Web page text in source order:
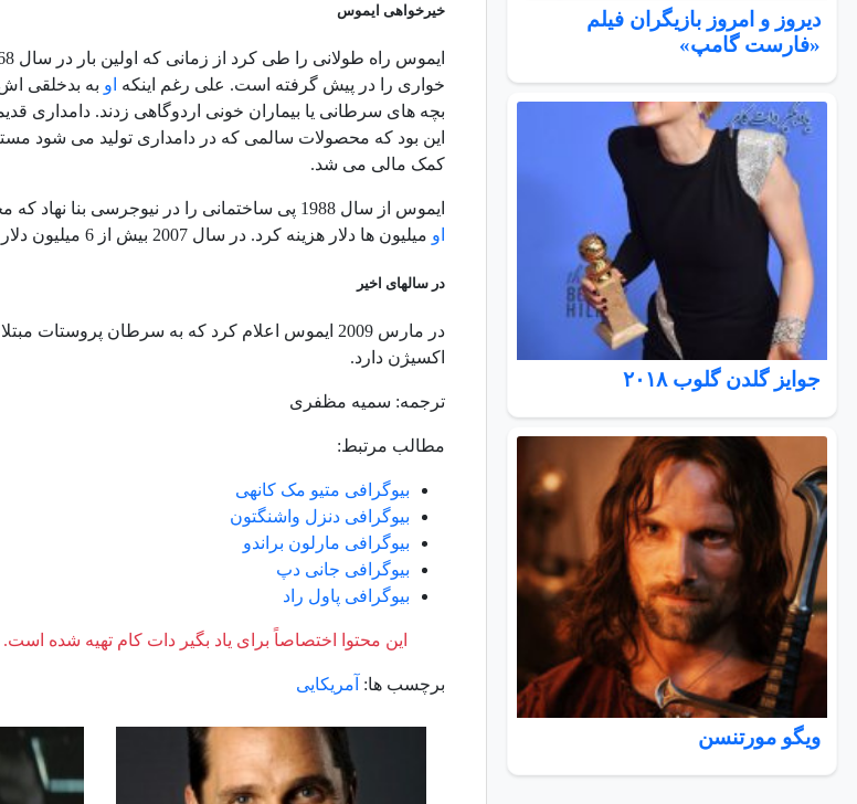
دیروز و امروز بازیگران فیلم
«فارست گامپ»
جوایز گلدن گلوب ۲۰۱۸
ویگو مورتنسن
خیرخواهی ایموس
خواری را در پیش گرفته است. علی رغم اینکه او به بدخلقی
بچه های سرطانی یا بیماران خونی اردوگاهی زدند. دامداری
این بود که محصولات سالمی که در دامداری تولید می شود
کمک مالی می شد.
ایموس از سال 1988 پی ساختمانی را در نیوجرسی بنا نهاد که مخصوص بچه های سرطانی و بیماران خونی است. همچنین یک مرکز آموزشی بنا نهاد.
او میلیون ها دلار هزینه کرد. در سال 2007 بیش از 6 میلیون دلار برای ساخت مرکز توانبخشی معلولینی که از جنگ بازگشته اند هزینه کرد.
در سالهای اخیر
در مارس 2009 ایموس اعلام کرد که به سرطان پروستات مبتلا شده است در ضمن
اکسیژن دارد.
ترجمه: سمیه مظفری
مطالب مرتبط:
بیوگرافی متیو مک کانهی
بیوگرافی دنزل واشنگتون
بیوگرافی مارلون براندو
بیوگرافی جانی دپ
بیوگرافی پاول راد
این محتوا اختصاصاً برای یاد بگیر دات کام تهیه شده
برچسب ها: آمریکایی